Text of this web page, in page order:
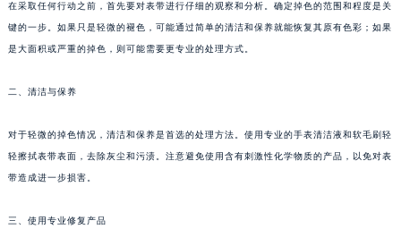
在采取任何行动之前，首先要对表带进行仔细的观察和分析。确定掉色的范围和程度是关
键的一步。如果只是轻微的褪色，可能通过简单的清洁和保养就能恢复其原有色彩；如果
是大面积或严重的掉色，则可能需要更专业的处理方式。
二、清洁与保养
对于轻微的掉色情况，清洁和保养是首选的处理方法。使用专业的手表清洁液和软毛刷轻
轻擦拭表带表面，去除灰尘和污渍。注意避免使用含有刺激性化学物质的产品，以免对表
带造成进一步损害。
三、使用专业修复产品